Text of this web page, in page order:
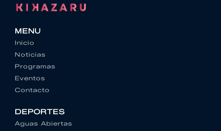
MENU
Inicio
Noticias
Programas
Eventos
Contacto
DEPORTES
Aguas Abiertas